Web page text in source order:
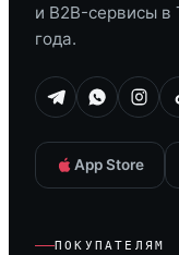
и B2B-сервисы в
года.
App Store
ПОКУПАТЕЛЯМ